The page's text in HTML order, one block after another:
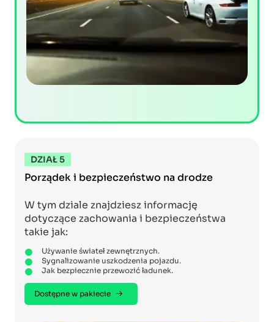
DZIAŁ 5
Porządek i bezpieczeństwo na drodze
W tym dziale znajdziesz informację
dotyczące zachowania i bezpieczeństwa
takie jak:
Używanie świateł zewnętrznych.
Sygnalizowanie uszkodzenia pojazdu.
Jak bezpiecznie przewozić ładunek.
Dostępne w pakiecie